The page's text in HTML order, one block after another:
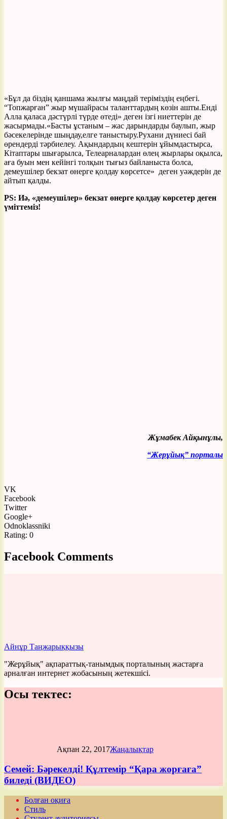
«Бұл да біздің қаншама жылғы маңдай теріміздің еңбегі.
“Топжарған” жыр мүшайрасы таланттардың көзін ашты.Енді
Алла қаласа дәстүрлі түрде өтеді» деген ізгі ниеттерін де
жасырмады.«Басты ұстаным – жас дарындарды баулып, жыр
бәсекелерінде шыңдау,елге таныстыру.Рухани дүниесі бай
өрендерді тәрбиелеу. Ақындардың кештерін ұйымдастырса,
Кітаптары шығарылса, Телеарналардан өлең жырлары оқылса,
аға буын мен кейінгі толқын тығыз байланыста болса,
демеушілер бекзат өнерге қолдау көрсетсе» деген уәждерін де
айтып қалды.
PS: Иә, «демеушілер» бекзат өнерге қолдау көрсетер деген
үміттеміз!
Жұмабек Айқынұлы,
“Жерұйық” порталы
VK
Facebook
Twitter
Google+
Odnoklassniki
Rating: 0
Facebook Comments
Айнұр Таңжарыққызы
"Жерұйық" ақпараттық-танымдық порталының жастарға
арналған интернет жобасының жетекшісі.
Осы тектес:
Ақпан 22, 2017Жаңалықтар
Семей: Бәрекелді! Құлтемір “Қара жорғаға”
биледі (ВИДЕО)
Болған оқиға
Стиль